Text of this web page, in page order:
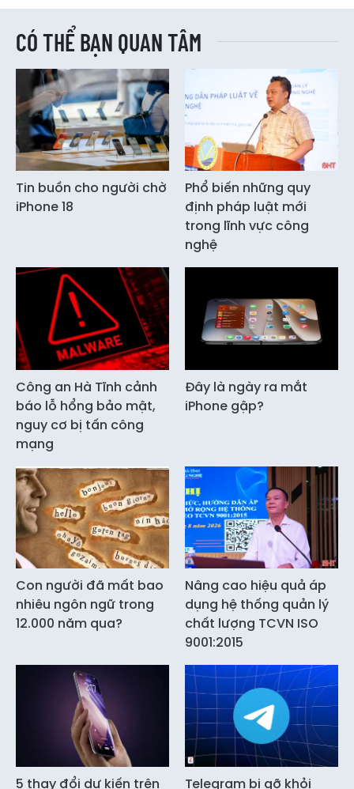
CÓ THỂ BẠN QUAN TÂM
Tin buồn cho người chờ
iPhone 18
Phổ biến những quy
định pháp luật mới
trong lĩnh vực công
nghệ
Công an Hà Tĩnh cảnh
báo lỗ hổng bảo mật,
nguy cơ bị tấn công
mạng
Đây là ngày ra mắt
iPhone gập?
Con người đã mất bao
nhiêu ngôn ngữ trong
12.000 năm qua?
Nâng cao hiệu quả áp
dụng hệ thống quản lý
chất lượng TCVN ISO
9001:2015
5 thay đổi dự kiến trên
Telegram bị gỡ khỏi